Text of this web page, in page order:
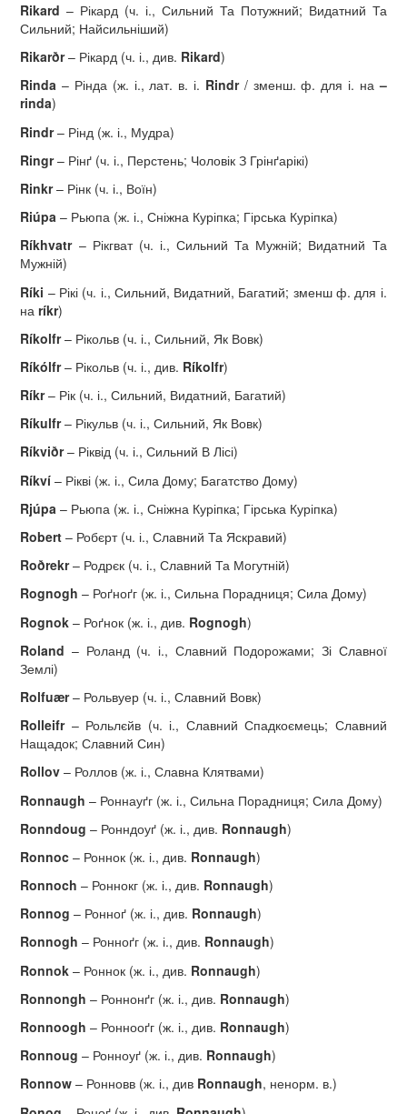
Rikard – Рікард (ч. і., Сильний Та Потужний; Видатний Та
Сильний; Найсильніший)
Rikarðr– Рікард (ч. і., див. Rikard)
Rinda – Рінда (ж. і., лат. в. і. Rindr/ зменш. ф. для і. на–
rinda)
Rindr– Рінд (ж. і., Мудра)
Ringr– Рінґ (ч. і., Перстень; Чоловік З Грінґарікі)
Rinkr– Рінк (ч. і., Воїн)
Riúpa – Рьюпа (ж. і., Сніжна Куріпка; Гірська Куріпка)
Ríkhvatr– Рікгват (ч. і., Сильний Та Мужній; Видатний Та
Мужній)
Ríki – Рікі (ч. і., Сильний, Видатний, Багатий; зменш ф. для і.
наríkr)
Ríkolfr– Рікольв (ч. і., Сильний, Як Вовк)
Ríkólfr– Рікольв (ч. і., див. Ríkolfr)
Ríkr– Рік (ч. і., Сильний, Видатний, Багатий)
Ríkulfr– Рікульв (ч. і., Сильний, Як Вовк)
Ríkviðr– Ріквід (ч. і., Сильний В Лісі)
Ríkví – Рікві (ж. і., Сила Дому; Багатство Дому)
Rjúpa – Рьюпа (ж. і., Сніжна Куріпка; Гірська Куріпка)
Robert – Робєрт (ч. і., Славний Та Яскравий)
Roðrekr– Родрєк (ч. і., Славний Та Могутній)
Rognogh – Роґноґг (ж. і., Сильна Порадниця; Сила Дому)
Rognok – Роґнок (ж. і., див. Rognogh)
Roland – Роланд (ч. і., Славний Подорожами; Зі Славної
Землі)
Rolfuær– Рольвуер (ч. і., Славний Вовк)
Rolleifr– Рольлєйв (ч. і., Славний Спадкоємець; Славний
Нащадок; Славний Син)
Rollov – Роллов (ж. і., Славна Клятвами)
Ronnaugh – Роннауґг (ж. і., Сильна Порадниця; Сила Дому)
Ronndoug – Ронндоуґ (ж. і., див. Ronnaugh)
Ronnoc – Роннок (ж. і., див. Ronnaugh)
Ronnoch – Роннокг (ж. і., див. Ronnaugh)
Ronnog – Ронноґ (ж. і., див. Ronnaugh)
Ronnogh – Ронноґг (ж. і., див. Ronnaugh)
Ronnok – Роннок (ж. і., див. Ronnaugh)
Ronnongh – Роннонґг (ж. і., див. Ronnaugh)
Ronnoogh – Роннооґг (ж. і., див. Ronnaugh)
Ronnoug – Ронноуґ (ж. і., див. Ronnaugh)
Ronnow – Ронновв (ж. і., див Ronnaugh, ненорм. в.)